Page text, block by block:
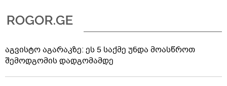
აგვისტო აგარაკზე: ეს 5 საქმე უნდა მოასწროთ
შემოდგომის დადგომამდე